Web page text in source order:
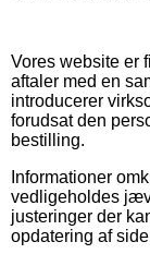
Vores website er
aftaler med en
introducerer
forudsat den
bestilling.
Informationer
vedligeholdes
justeringer der
opdatering af